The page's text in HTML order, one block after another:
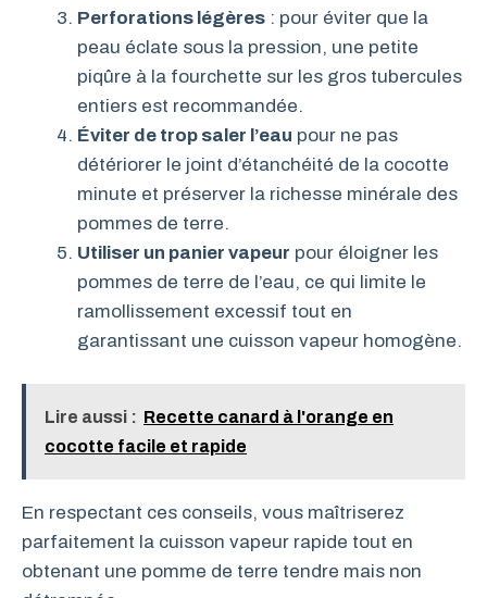
Perforations légères : pour éviter que la
peau éclate sous la pression, une petite
piqûre à la fourchette sur les gros tubercules
entiers est recommandée.
Éviter de trop saler l’eau pour ne pas
détériorer le joint d’étanchéité de la cocotte
minute et préserver la richesse minérale des
pommes de terre.
Utiliser un panier vapeur pour éloigner les
pommes de terre de l’eau, ce qui limite le
ramollissement excessif tout en
garantissant une cuisson vapeur homogène.
Lire aussi : Recette canard à l'orange en
cocotte facile et rapide
En respectant ces conseils, vous maîtriserez
parfaitement la cuisson vapeur rapide tout en
obtenant une pomme de terre tendre mais non